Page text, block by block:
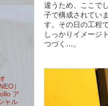
違うため、ここで
子で構成されてい
す。その日の工程
しっかりイメージ
つづく…。
）
ア
ャル